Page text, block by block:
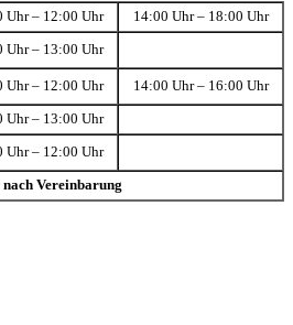
Uhr – 12:00 Uhr 14:00 Uhr – 18:00 Uhr
Uhr – 13:00 Uhr
Uhr – 12:00 Uhr 14:00 Uhr – 16:00 Uhr
Uhr – 13:00 Uhr
Uhr – 12:00 Uhr
nach Vereinbarung